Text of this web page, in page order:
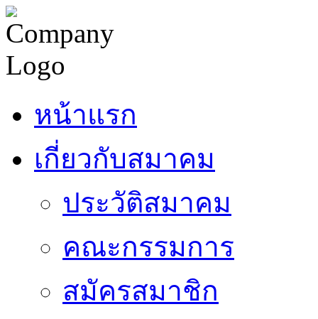
หน้าแรก
เกี่ยวกับสมาคม
ประวัติสมาคม
คณะกรรมการ
สมัครสมาชิก